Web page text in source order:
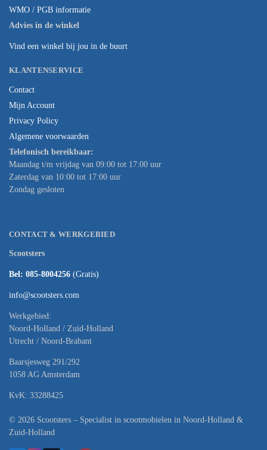
WMO / PGB informatie
Advies in de winkel
Vind een winkel bij jou in de buurt
KLANTENSERVICE
Contact
Mijn Account
Privacy Policy
Algemene voorwaarden
Telefonisch bereikbaar:
Maandag t/m vrijdag van 09:00 tot 17:00 uur
Zaterdag van 10:00 tot 17:00 uur
Zondag gesloten
CONTACT & WERKGEBIED
Scootsters
Bel: 085-8004256 (Gratis)
info@scootsters.com
Werkgebied:
Noord-Holland / Zuid-Holland
Utrecht / Noord-Brabant
Baarsjesweg 291/292
1058 AG Amsterdam
KvK: 33288425
© 2026 Scootsters – Specialist in scootmobielen in Noord-Holland &
Zuid-Holland